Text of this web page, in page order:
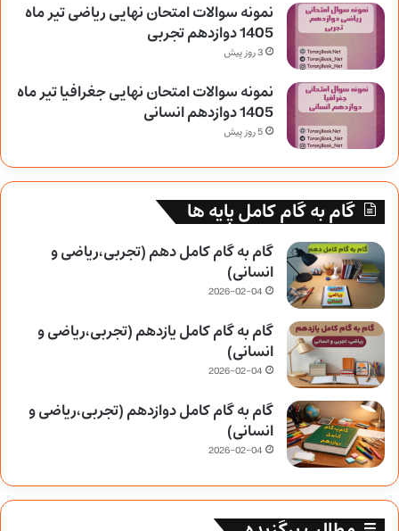
نمونه سوالات امتحان نهایی ریاضی تیر ماه
1405 دوازدهم تجربی
3 روز پیش
نمونه سوالات امتحان نهایی جغرافیا تیر ماه
1405 دوازدهم انسانی
5 روز پیش
گام به گام کامل پایه ها
گام به گام کامل دهم (تجربی،ریاضی و
انسانی)
2026-02-04
گام به گام کامل یازدهم (تجربی،ریاضی و
انسانی)
2026-02-04
گام به گام کامل دوازدهم (تجربی،ریاضی و
انسانی)
2026-02-04